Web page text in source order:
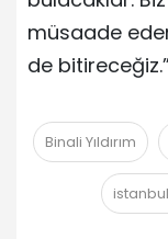
müsaade
de
Binali Yıldırım